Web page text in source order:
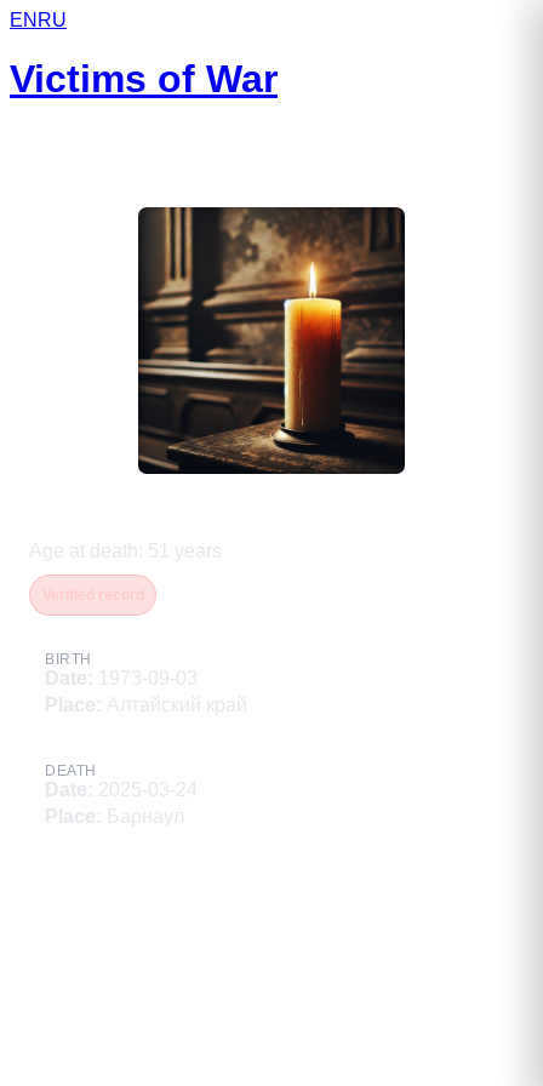
EN RU
Victims of War
Age at death : 51 years
BIRTH
Date: 1973-09-03
Place: Алтайский край
DEATH
Date: 2025-03-24
Place: Барнаул